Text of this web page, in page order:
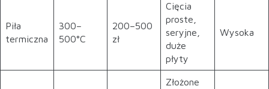
Piła
termiczna
300–
500°C
200–500
zł
Cięcia
proste,
seryjne,
duże
płyty
Wysoka
Złożone